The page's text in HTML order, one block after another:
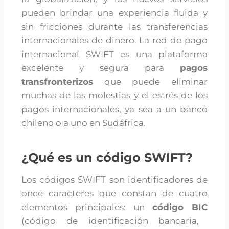
pueden brindar una experiencia fluida y
sin fricciones durante las transferencias
internacionales de dinero. La red de pago
internacional SWIFT es una plataforma
excelente y segura para pagos
transfronterizos que puede eliminar
muchas de las molestias y el estrés de los
pagos internacionales, ya sea a un banco
chileno o a uno en Sudáfrica.
¿Qué es un código SWIFT?
Los códigos SWIFT son identificadores de
once caracteres que constan de cuatro
elementos principales: un código BIC
(código de identificación bancaria,